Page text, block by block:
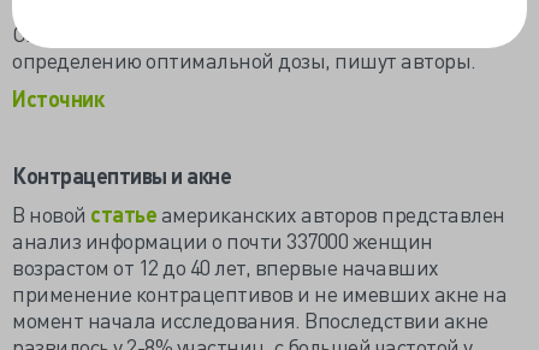
Следующие исследования должны быть посвящены
определению оптимальной дозы, пишут авторы.
Источник
Контрацептивы и акне
В новой статьеамериканских авторов представлен
анализ информации о почти 337000 женщин
возрастом от 12 до 40 лет, впервые начавших
применение контрацептивов и не имевших акне на
момент начала исследования. Впоследствии акне